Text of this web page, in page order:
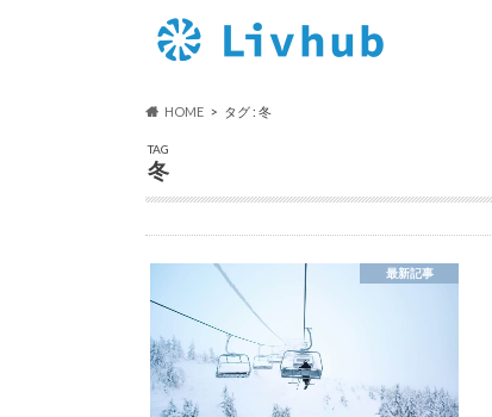
HOME タグ : 冬
TAG
冬
最新記事